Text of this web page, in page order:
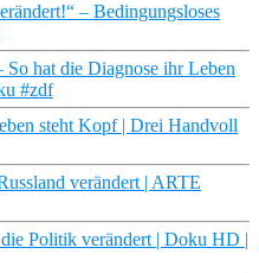
– Bedingungsloses
hat die Diagnose ihr Leben
#zdf
steht Kopf | Drei Handvoll
verändert | ARTE
Politik verändert | Doku HD |